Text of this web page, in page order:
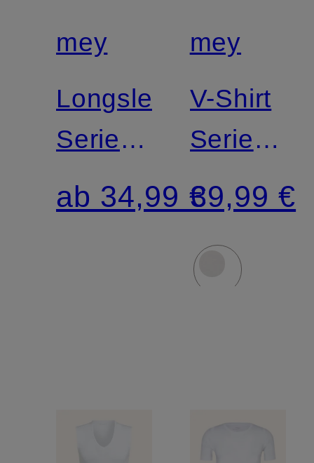
mey
Longsleeve
Serie
CASUAL
COTTON
ab 34,99 €
mey
V-Shirt
Serie
DRY
COTTON
39,99 €